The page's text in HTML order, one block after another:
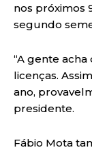
nos próximos
segundo
“A gente
licenças.
ano,
presidente.
Fábio Mota